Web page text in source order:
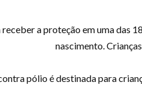
receber a proteção em uma das
nascimento.
pólio é destinada para